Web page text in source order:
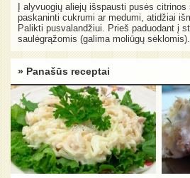
Į alyvuogių aliejų išspausti pusės citrinos
paskaninti cukrumi ar medumi, atidžiai
Palikti pusvalandžiui. Prieš paduodant į
saulėgrąžomis (galima moliūgų sėklomis).
» Panašūs receptai